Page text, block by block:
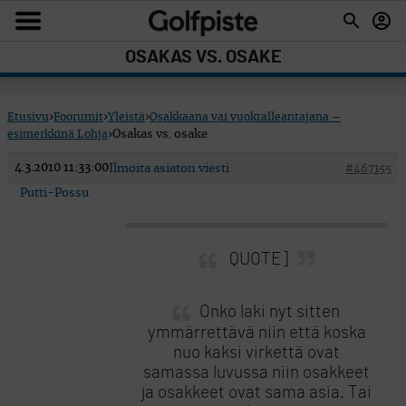
OSAKAS VS. OSAKE
Etusivu›Foorumit›Yleistä›Osakkaana vai vuokralleantajana –
esimerkkinä Lohja›Osakas vs. osake
4.3.2010 11:33:00 #467155
Ilmoita asiaton viesti
Putti-Possu
QUOTE]
Onko laki nyt sitten
ymmärrettävä niin että koska
nuo kaksi virkettä ovat
samassa luvussa niin osakkeet
ja osakkeet ovat sama asia. Tai